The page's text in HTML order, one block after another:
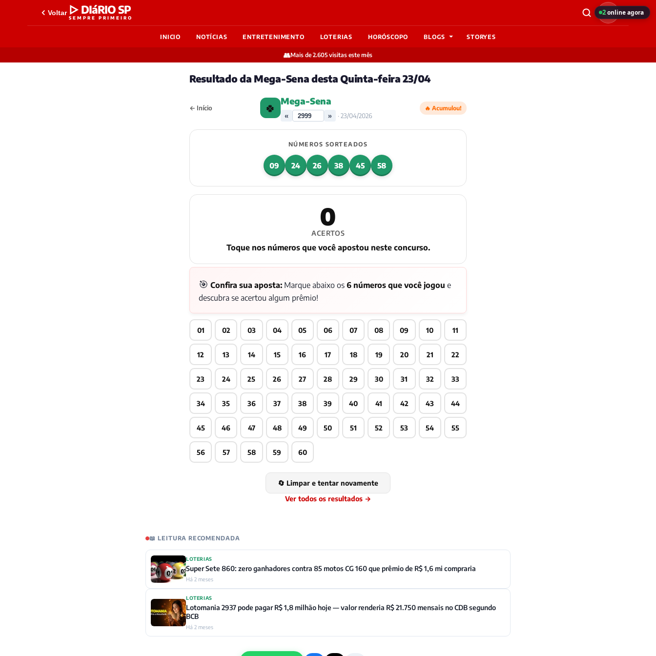
Voltar ▷ DIáRIO SP
SEMPRE PRIMEIRO
INICIO NOTÍCIAS ENTRETENIMENTO LOTERIAS HORÓSCOPO BLOGS STORYES
👥Mais de 2.605 visitas este mês
Resultado da Mega-Sena desta Quinta-feira 23/04
← Início 🍀 Mega-Sena
« » · 23/04/2026
🔥 Acumulou!
NÚMEROS SORTEADOS
09 24 26 38 45 58
0
ACERTOS
Toque nos números que você apostou neste concurso.
🎯 Confira sua aposta: Marque abaixo os 6 números que você jogou e
descubra se acertou algum prêmio!
01 02 03 04 05 06 07 08 09 10 11
12 13 14 15 16 17 18 19 20 21 22
23 24 25 26 27 28 29 30 31 32 33
34 35 36 37 38 39 40 41 42 43 44
45 46 47 48 49 50 51 52 53 54 55
56 57 58 59 60
🔄 Limpar e tentar novamente
Ver todos os resultados →
📖 LEITURA RECOMENDADA
LOTERIAS
Super Sete 860: zero ganhadores contra 85 motos CG 160 que prêmio de R$ 1,6 mi compraria
Há 2 meses
LOTERIAS
Lotomania 2937 pode pagar R$ 1,8 milhão hoje — valor renderia R$ 21.750 mensais no CDB segundo
BCB
Há 2 meses
2online agora